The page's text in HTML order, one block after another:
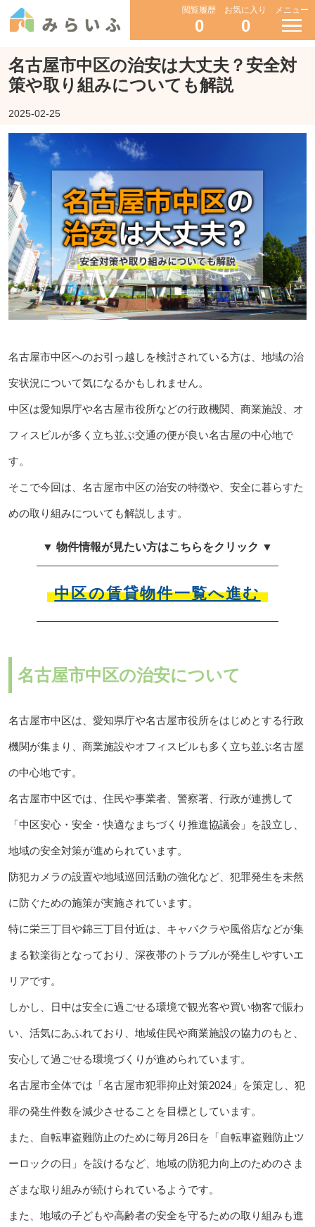
閲覧履歴
0
お気に入り
0
メニュー
名古屋市中区の治安は大丈夫？安全対
策や取り組みについても解説
2025-02-25
名古屋市中区へのお引っ越しを検討されている方は、地域の治
安状況について気になるかもしれません。
中区は愛知県庁や名古屋市役所などの行政機関、商業施設、オ
フィスビルが多く立ち並ぶ交通の便が良い名古屋の中心地で
す。
そこで今回は、名古屋市中区の治安の特徴や、安全に暮らすた
めの取り組みについても解説します。
▼ 物件情報が見たい方はこちらをクリック ▼
中区の賃貸物件一覧へ進む
名古屋市中区の治安について
名古屋市中区は、愛知県庁や名古屋市役所をはじめとする行政
機関が集まり、商業施設やオフィスビルも多く立ち並ぶ名古屋
の中心地です。
名古屋市中区では、住民や事業者、警察署、行政が連携して
「中区安心・安全・快適なまちづくり推進協議会」を設立し、
地域の安全対策が進められています。
防犯カメラの設置や地域巡回活動の強化など、犯罪発生を未然
に防ぐための施策が実施されています。
特に栄三丁目や錦三丁目付近は、キャバクラや風俗店などが集
まる歓楽街となっており、深夜帯のトラブルが発生しやすいエ
リアです。
しかし、日中は安全に過ごせる環境で観光客や買い物客で賑わ
い、活気にあふれており、地域住民や商業施設の協力のもと、
安心して過ごせる環境づくりが進められています。
名古屋市全体では「名古屋市犯罪抑止対策2024」を策定し、犯
罪の発生件数を減少させることを目標としています。
また、自転車盗難防止のために毎月26日を「自転車盗難防止ツ
ーロックの日」を設けるなど、地域の防犯力向上のためのさま
ざまな取り組みが続けられているようです。
また、地域の子どもや高齢者の安全を守るための取り組みも進